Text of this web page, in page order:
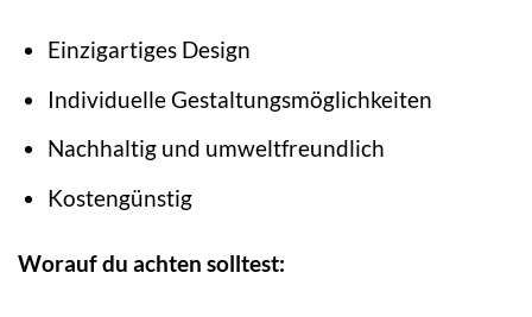
Einzigartiges Design
Individuelle Gestaltungsmöglichkeiten
Nachhaltig und umweltfreundlich
Kostengünstig
Worauf du achten solltest: